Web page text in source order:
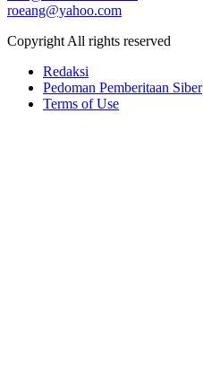
roeang@yahoo.com
Copyright All rights reserved
Redaksi
Pedoman Pemberitaan Siber
Terms of Use